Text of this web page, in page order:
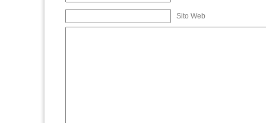
Sito Web